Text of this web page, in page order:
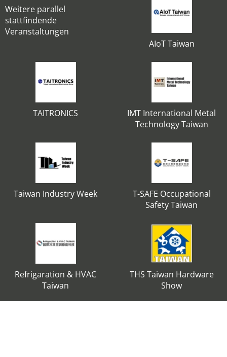
Weitere parallel
stattfindende
Veranstaltungen
AIoT Taiwan
TAITRONICS
IMT International Metal
Technology Taiwan
Taiwan Industry Week
T-SAFE Occupational
Safety Taiwan
Refrigaration & HVAC
Taiwan
THS Taiwan Hardware
Show